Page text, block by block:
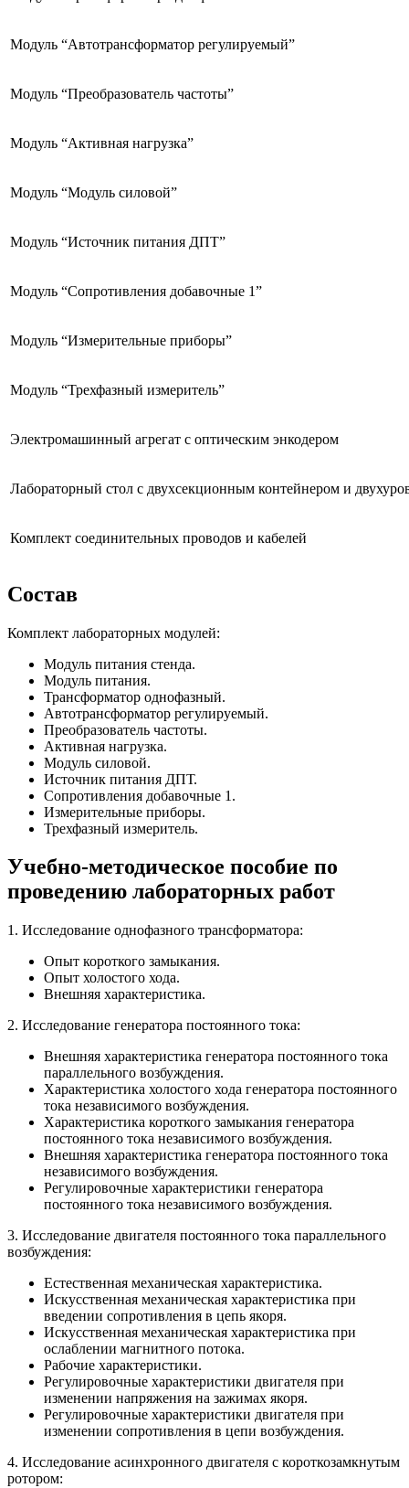
Модуль “Автотрансформатор регулируемый”
Модуль “Преобразователь частоты”
Модуль “Активная нагрузка”
Модуль “Модуль силовой”
Модуль “Источник питания ДПТ”
Модуль “Сопротивления добавочные 1”
Модуль “Измерительные приборы”
Модуль “Трехфазный измеритель”
Электромашинный агрегат с оптическим энкодером
Лабораторный стол с двухсекционным контейнером и
Комплект соединительных проводов и кабелей
Состав
Комплект лабораторных модулей:
Модуль питания стенда.
Модуль питания.
Трансформатор однофазный.
Автотрансформатор регулируемый.
Преобразователь частоты.
Активная нагрузка.
Модуль силовой.
Источник питания ДПТ.
Сопротивления добавочные 1.
Измерительные приборы.
Трехфазный измеритель.
Учебно-методическое пособие по
проведению лабораторных работ
1. Исследование однофазного трансформатора:
Опыт короткого замыкания.
Опыт холостого хода.
Внешняя характеристика.
2. Исследование генератора постоянного тока:
Внешняя характеристика генератора постоянного тока
параллельного возбуждения.
Характеристика холостого хода генератора постоянного
тока независимого возбуждения.
Характеристика короткого замыкания генератора
постоянного тока независимого возбуждения.
Внешняя характеристика генератора постоянного тока
независимого возбуждения.
Регулировочные характеристики генератора
постоянного тока независимого возбуждения.
3. Исследование двигателя постоянного тока параллельного
возбуждения:
Естественная механическая характеристика.
Искусственная механическая характеристика при
введении сопротивления в цепь якоря.
Искусственная механическая характеристика при
ослаблении магнитного потока.
Рабочие характеристики.
Регулировочные характеристики двигателя при
изменении напряжения на зажимах якоря.
Регулировочные характеристики двигателя при
изменении сопротивления в цепи возбуждения.
4. Исследование асинхронного двигателя с короткозамкнутым
ротором: